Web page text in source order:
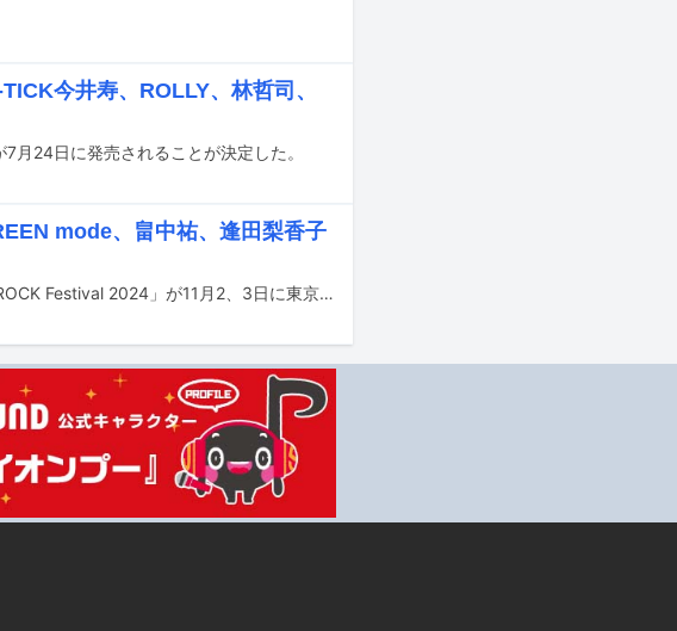
今井寿、ROLLY、林哲司、
月24日に発売されることが決定した。
mode、畠中祐、逢田梨香子
声優事務所・賢プロダクションの主催ライブイベント「KENPROCK Festival 2024」が11月2、3日に東京・LINE CUBE SHIBUYA（渋谷公会堂）にて開催される。